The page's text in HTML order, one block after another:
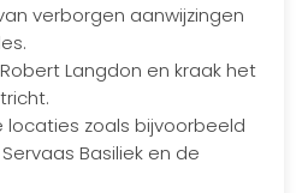
verborgen aanwijzingen
Langdon en kraak het
locaties zoals bijvoorbeeld
Basiliek en de